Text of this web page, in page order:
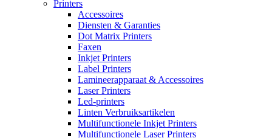
Printers
Accessoires
Diensten & Garanties
Dot Matrix Printers
Faxen
Inkjet Printers
Label Printers
Lamineerapparaat & Accessoires
Laser Printers
Led-printers
Linten Verbruiksartikelen
Multifunctionele Inkjet Printers
Multifunctionele Laser Printers